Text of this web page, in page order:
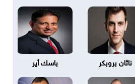
ناثان بروبكر باسك أير